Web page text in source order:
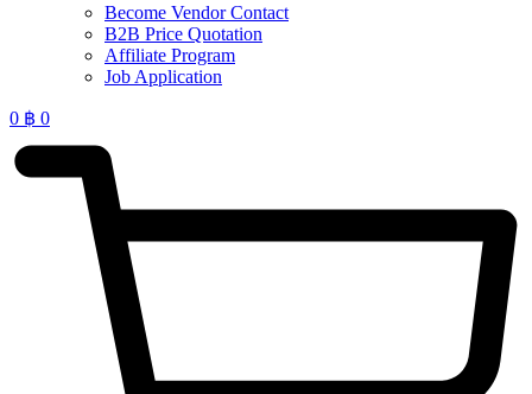
Become Vendor Contact
B2B Price Quotation
Affiliate Program
Job Application
0 ฿ 0